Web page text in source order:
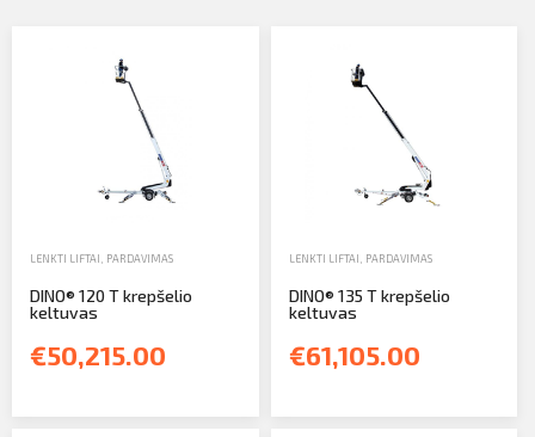
LENKTI LIFTAI PARDAVIMAS
DINO® 120 T krepšelio
keltuvas
€50,215.00
LENKTI LIFTAI PARDAVIMAS
DINO® 135 T krepšelio
keltuvas
€61,105.00